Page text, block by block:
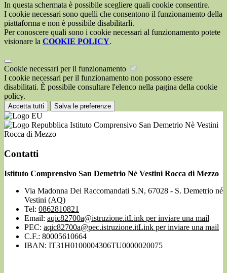
In questa schermata è possibile scegliere quali cookie consentire.
I cookie necessari sono quelli che consentono il funzionamento della
piattaforma e non è possibile disabilitarli.
Per conoscere quali sono i cookie necessari al funzionamento potete
visionare la COOKIE POLICY.
Cookie necessari per il funzionamento
I cookie necessari per il funzionamento non possono essere
disabilitati. È possibile consultare l'elenco nella pagina della cookie
policy.
Accetta tutti Salva le preferenze
Istituto Comprensivo San Demetrio Nè Vestini
Rocca di Mezzo
Contatti
Istituto Comprensivo San Demetrio Nè Vestini Rocca di Mezzo
Via Madonna Dei Raccomandati S.N, 67028 - S. Demetrio né
Vestini (AQ)
Tel: 0862810821
Email: aqic82700a@istruzione.itLink per inviare una mail
PEC: aqic82700a@pec.istruzione.itLink per inviare una mail
C.F.: 80005610664
IBAN: IT31H0100004306TU0000020075